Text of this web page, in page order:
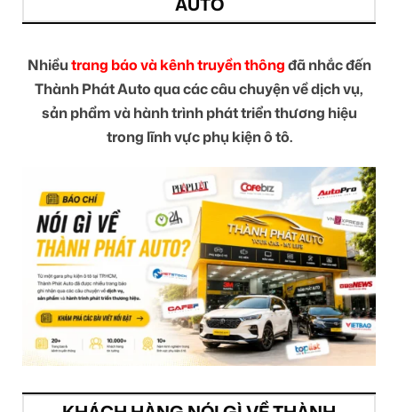
Nhiềutrang báo và kênh truyền thôngđã nhắc đến
Thành Phát Auto qua các câu chuyện về dịch vụ,
sản phẩm và hành trình phát triển thương hiệu
trong lĩnh vực phụ kiện ô tô.